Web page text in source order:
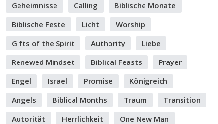
Geheimnisse
Calling
Biblische Monate
Biblische Feste
Licht
Worship
Gifts of the Spirit
Authority
Liebe
Renewed Mindset
Biblical Feasts
Prayer
Engel
Israel Promise
Königreich
Angels
Biblical Months Traum
Transition
Autorität
Herrlichkeit
One New Man